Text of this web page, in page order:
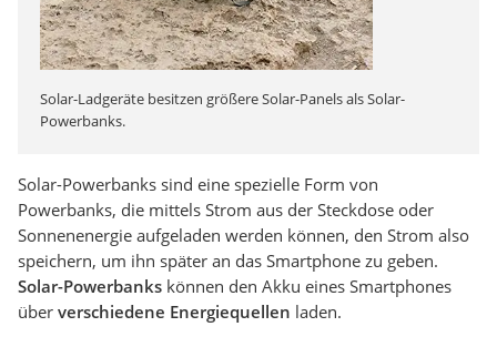
Solar-Ladgeräte besitzen größere Solar-Panels als Solar-
Powerbanks.
Solar-Powerbanks sind eine spezielle Form von
Powerbanks, die mittels Strom aus der Steckdose oder
Sonnenenergie aufgeladen werden können, den Strom also
speichern, um ihn später an das Smartphone zu geben.
Solar-Powerbanks können den Akku eines Smartphones
über verschiedene Energiequellen laden.